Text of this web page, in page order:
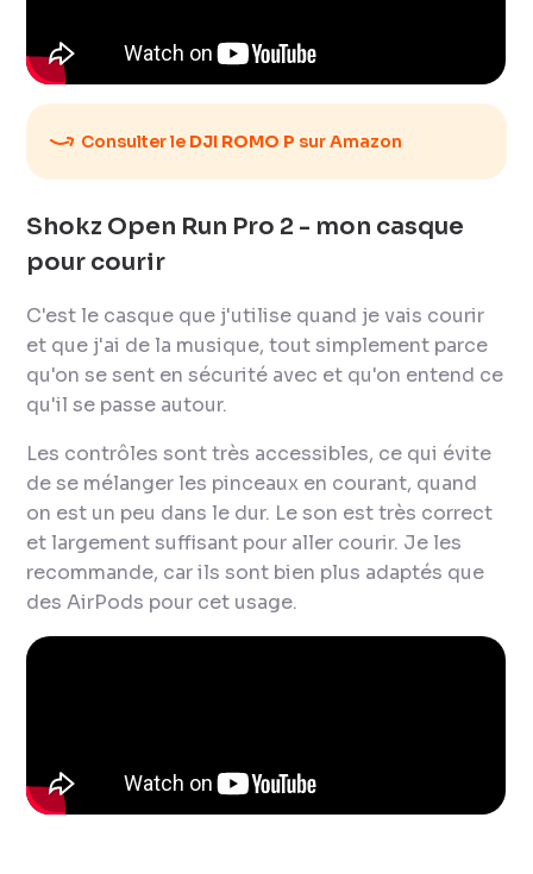
Consulter le DJI ROMO P sur Amazon
Shokz Open Run Pro 2 - mon casque
pour courir
C'est le casque que j'utilise quand je vais courir
et que j'ai de la musique, tout simplement parce
qu'on se sent en sécurité avec et qu'on entend ce
qu'il se passe autour.
Les contrôles sont très accessibles, ce qui évite
de se mélanger les pinceaux en courant, quand
on est un peu dans le dur. Le son est très correct
et largement suffisant pour aller courir. Je les
recommande, car ils sont bien plus adaptés que
des AirPods pour cet usage.